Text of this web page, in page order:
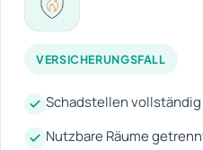
VERSICHERUNGSFALL
Schadstellen
Nutzbare Räume